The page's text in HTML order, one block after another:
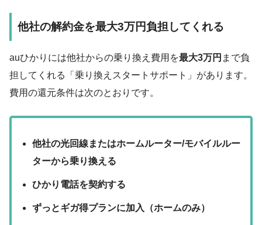
他社の解約金を最大3万円負担してくれる
auひかりには他社からの乗り換え費用を最大3万円 まで負
担してくれる「乗り換えスタートサポート」があります。
費用の還元条件は次のとおりです。
他社の光回線またはホームルーター/モバイルルー
ターから乗り換える
ひかり電話を契約する
ずっとギガ得プランに加入（ホームのみ）